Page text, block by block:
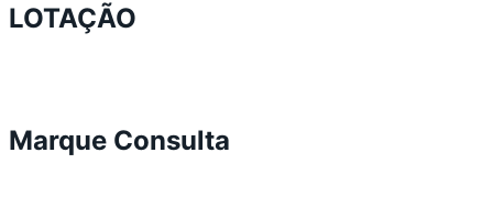
LOTAÇÃO
Marque Consulta